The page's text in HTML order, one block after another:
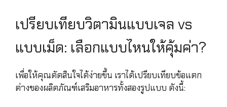
เปรียบเทียบวิตามินแบบเจล vs
แบบเม็ด: เลือกแบบไหนให้คุ้มค่า?
เพื่อให้คุณตัดสินใจได้ง่ายขึ้น เราได้เปรียบเทียบข้อแตก
ต่างของผลิตภัณฑ์เสริมอาหารทั้งสองรูปแบบ ดังนี้: